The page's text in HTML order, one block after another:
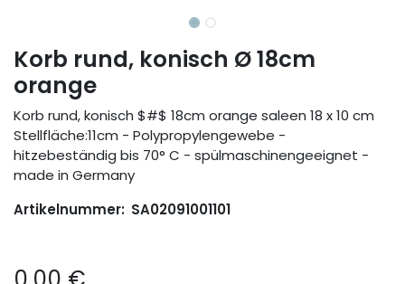
Korb rund, konisch Ø 18cm
orange
Korb rund, konisch $#$ 18cm orange saleen 18 x 10 cm
Stellfläche:11cm - Polypropylengewebe -
hitzebeständig bis 70° C - spülmaschinengeeignet -
made in Germany
Artikelnummer: SA02091001101